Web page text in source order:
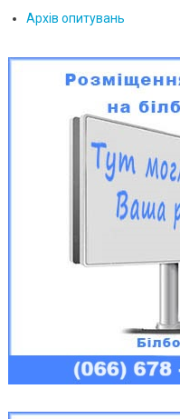
Архів опитувань